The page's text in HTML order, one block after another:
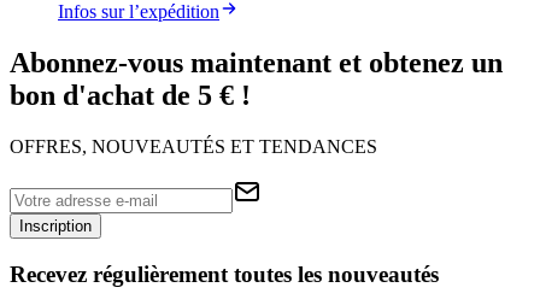
Infos sur l’expédition
Abonnez-vous maintenant et obtenez un
bon d'achat de 5 € !
OFFRES, NOUVEAUTÉS ET TENDANCES
Inscription
Recevez régulièrement toutes les nouveautés